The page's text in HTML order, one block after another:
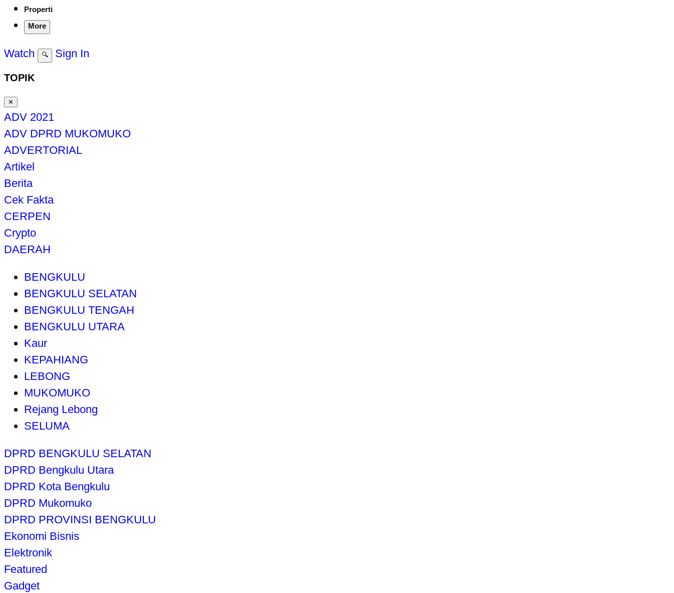
Properti
More
Watch 🔍 Sign In
TOPIK
✕
ADV 2021
ADV DPRD MUKOMUKO
ADVERTORIAL
Artikel
Berita
Cek Fakta
CERPEN
Crypto
DAERAH
BENGKULU
BENGKULU SELATAN
BENGKULU TENGAH
BENGKULU UTARA
Kaur
KEPAHIANG
LEBONG
MUKOMUKO
Rejang Lebong
SELUMA
DPRD BENGKULU SELATAN
DPRD Bengkulu Utara
DPRD Kota Bengkulu
DPRD Mukomuko
DPRD PROVINSI BENGKULU
Ekonomi Bisnis
Elektronik
Featured
Gadget